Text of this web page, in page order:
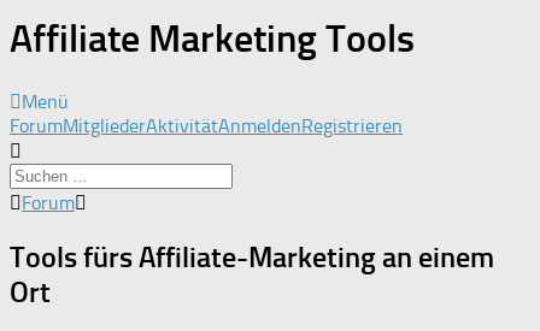
Affiliate Marketing Tools
Menü
Forum-
Navigation
ForumMitgliederAktivitätAnmeldenRegistrieren
Forum-
-
Du
bist
Forum
Tools fürs Affiliate-Marketing an einem
Ort